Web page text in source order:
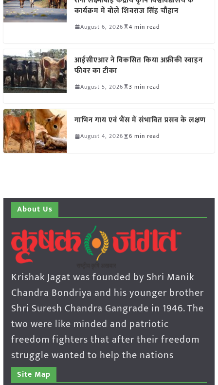
कार्यक्रम में बोले शिवराज सिंह चौहान
August 6, 2026 4 min read
आईसीएआर ने विकसित किया अफ्रीकी स्वाइन
फीवर का टीका
August 5, 2026 3 min read
गाभिन गाय एवं भैंस में संभावित प्रसव के लक्षण
August 4, 2026 6 min read
About Us
Krishak Jagat was founded by Shri Manik
Chandra Bondriya and his younger brother
Shri Suresh Chandra Gangrade in 1946. The
two were like minded and patriotic
freedom fighters that after their freedom
struggle wanted to help the nations
Site Map